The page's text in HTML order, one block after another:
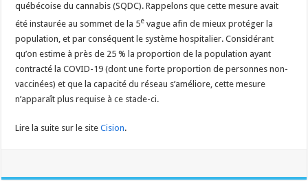
québécoise du cannabis (SQDC). Rappelons que cette mesure avait
été instaurée au sommet de la 5e vague afin de mieux protéger la
population, et par conséquent le système hospitalier. Considérant
qu’on estime à près de 25 % la proportion de la population ayant
contracté la COVID-19 (dont une forte proportion de personnes non-
vaccinées) et que la capacité du réseau s’améliore, cette mesure
n’apparaît plus requise à ce stade-ci.
Lire la suite sur le siteCision.